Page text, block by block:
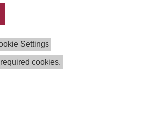
Settings
cookies.
Forstner arbeitet in der